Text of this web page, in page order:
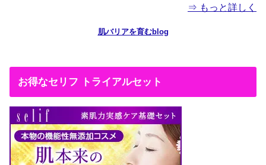
⇒ もっと詳しく
肌バリアを育むblog
お得なセリフ トライアルセット